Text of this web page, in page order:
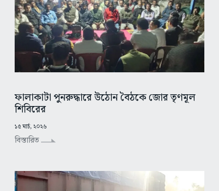
ফালাকাটা পুনরুদ্ধারে উঠোন বৈঠকে জোর তৃণমূল
শিবিরের
১৫ মার্চ, ২০২৬
বিস্তারিত